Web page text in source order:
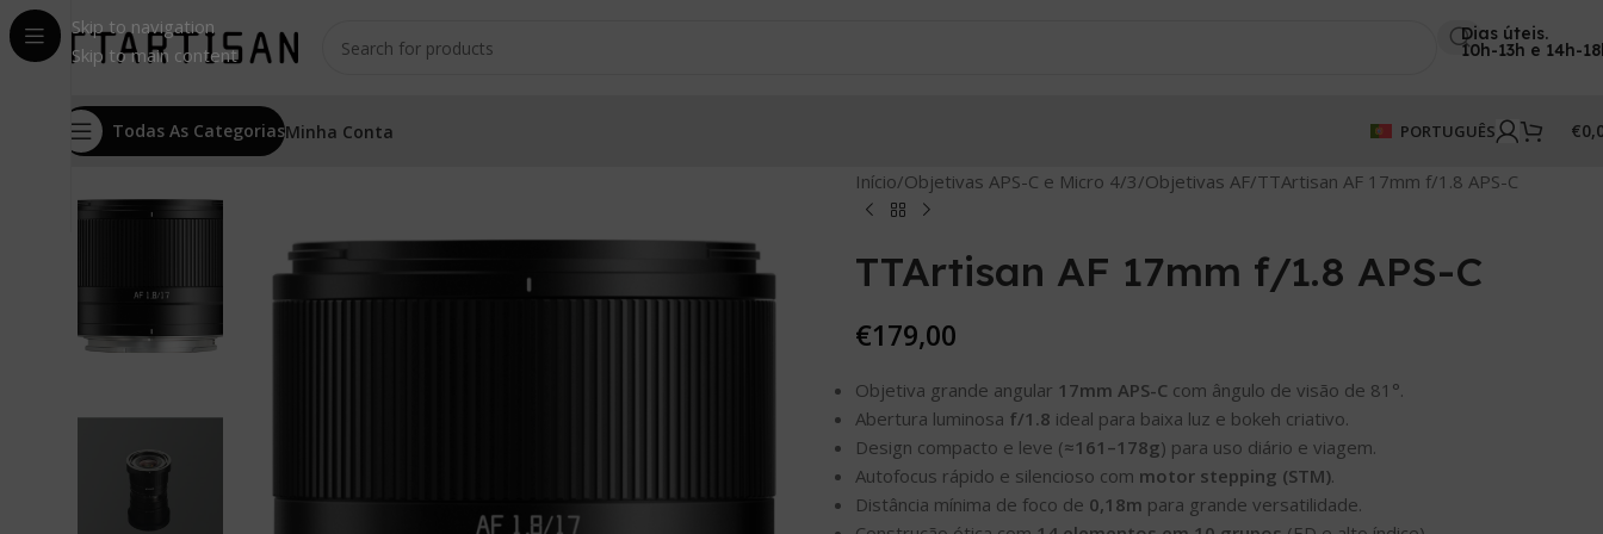
Skip to navigation
Skip to main content
Dias úteis.
10h-13h e 14h-
Todas As CategoriasMinha Conta PORTUGUÊS €
Início Objetivas APS-C e Micro 4/3 Objetivas AF TTArtisan AF 17mm f/1.8 APS-C
TTArtisan AF 17mm f/1.8 APS-C
€179,00
Objetiva grande angular 17mm APS-C com ângulo de visão de 81°.
Abertura luminosa f/1.8 ideal para baixa luz e bokeh criativo.
Design compacto e leve (≈161–178g) para uso diário e viagem.
Autofocus rápido e silencioso com motor stepping (STM).
Distância mínima de foco de 0,18m para grande versatilidade.